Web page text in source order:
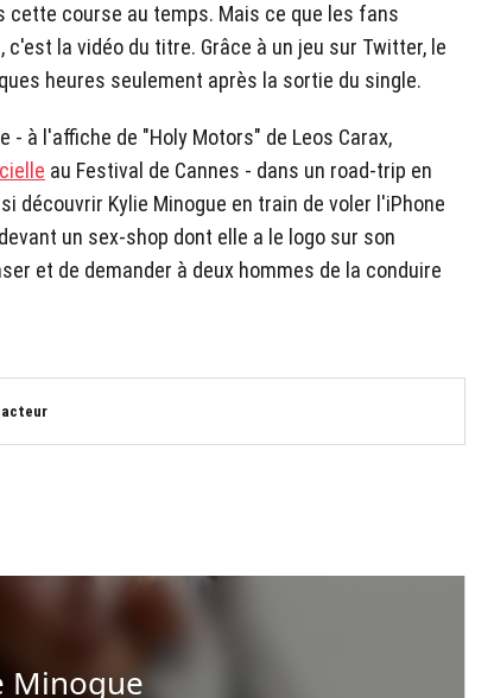
cette course au temps. Mais ce que les fans
la vidéo du titre. Grâce à un jeu sur Twitter, le
heures seulement après la sortie du single.
- à l'affiche de "Holy Motors" de Leos Carax,
au Festival de Cannes - dans un road-trip en
découvrir Kylie Minogue en train de voler l'iPhone
un sex-shop dont elle a le logo sur son
et de demander à deux hommes de la conduire
Minogue